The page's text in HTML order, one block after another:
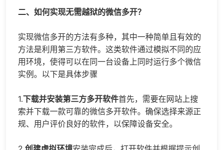
二、如何实现无需越狱的微信多开？
实现微信多开的方法有多种，其中一种简单且有效的
方法是利用第三方软件。这类软件通过模拟不同的应
用环境，使得可以在同一台设备上同时运行多个微信
实例。以下是具体步骤
1.下载并安装第三方多开软件首先，需要在网站上搜
索并下载一款可靠的微信多开软件。确保选择来源正
规、用户评价良好的软件，以保障设备安全。